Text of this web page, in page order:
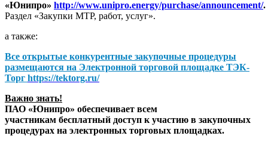
«Юнипро» http://www.unipro.energy/purchase/announcement/.
Раздел «Закупки МТР, работ, услуг».
а также:
Все открытые конкурентные закупочные процедуры
размещаются на Электронной торговой площадке ТЭК-
Торг https://tektorg.ru/
Важно знать!
ПАО «Юнипро» обеспечивает всем
участникам бесплатный доступ к участию в закупочных
процедурах на электронных торговых площадках.